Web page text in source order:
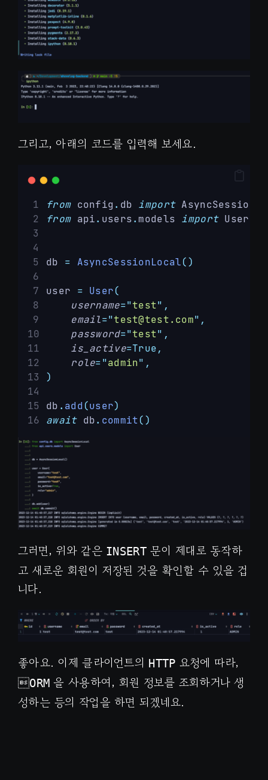
그리고, 아래의 코드를 입력해 보세요.
from config . db import
from api. users. models import User
db = AsyncSessionLocal()
user = User(
username="test" ,
email="test@test.com" ,
password="test" ,
is_active=True,
role="admin" ,
)
db . add(user)
await db. commit()
그러면, 위와 같은 INSERT문이 제대로 동작하
고 새로운 회원이 저장된 것을 확인할 수 있을 겁
니다.
좋아요. 이제 클라이언트의 HTTP 요청에 따라,
ORM 을 사용하여, 회원 정보를 조회하거나 생
성하는 등의 작업을 하면 되겠네요.